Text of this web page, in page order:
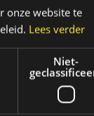
Maar er een
onze website te
Lees verder
Niet-